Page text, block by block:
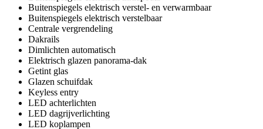
Buitenspiegels elektrisch verstel- en verwarmbaar
Buitenspiegels elektrisch verstelbaar
Centrale vergrendeling
Dakrails
Dimlichten automatisch
Elektrisch glazen panorama-dak
Getint glas
Glazen schuifdak
Keyless entry
LED achterlichten
LED dagrijverlichting
LED koplampen